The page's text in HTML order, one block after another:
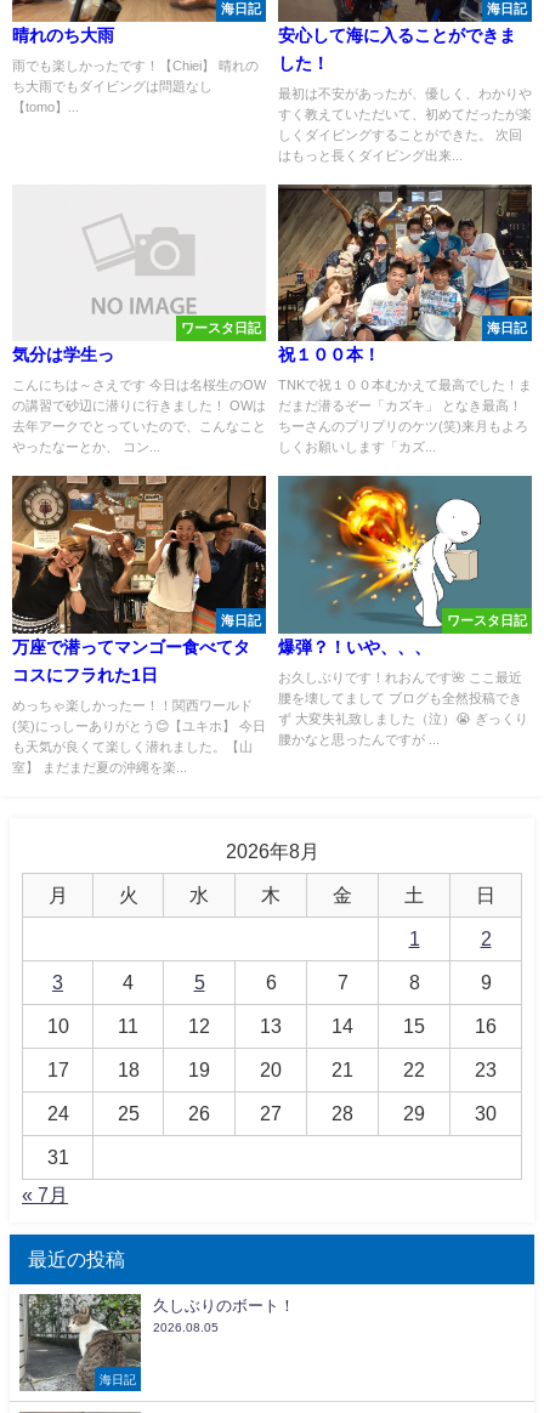
海日記
晴れのち大雨
雨でも楽しかったです！【Chiei】 晴れの
ち大雨でもダイビングは問題なし
【tomo】...
海日記
安心して海に入ることができま
した！
最初は不安があったが、優しく、わかりや
すく教えていただいて、初めてだったが楽
しくダイビングすることができた。 次回
はもっと長くダイビング出来...
ワースタ日記
気分は学生っ
こんにちは～さえです 今日は名桜生のOW
の講習で砂辺に潜りに行きました！ OWは
去年アークでとっていたので、こんなこと
やったなーとか、 コン...
海日記
祝１００本！
TNKで祝１００本むかえて最高でした！ま
だまだ潜るぞー「カズキ」 となき最高！
ちーさんのプリプリのケツ(笑)来月もよろ
しくお願いします「カズ...
海日記
万座で潜ってマンゴー食べてタ
コスにフラれた1日
めっちゃ楽しかったー！！関西ワールド
(笑)にっしーありがとう😊【ユキホ】 今日
も天気が良くて楽しく潜れました。【山
室】 まだまだ夏の沖縄を楽...
ワースタ日記
爆弾？！いや、、、
お久しぶりです！れおんです🌺 ここ最近
腰を壊してまして ブログも全然投稿でき
ず 大変失礼致しました（泣）😭 ぎっくり
腰かなと思ったんですが ...
2026年8月
月 火 水 木 金 土 日
1 2
3 4 5 6 7 8 9
10 11 12 13 14 15 16
17 18 19 20 21 22 23
24 25 26 27 28 29 30
31
« 7月
最近の投稿
海日記
久しぶりのボート！
2026.08.05